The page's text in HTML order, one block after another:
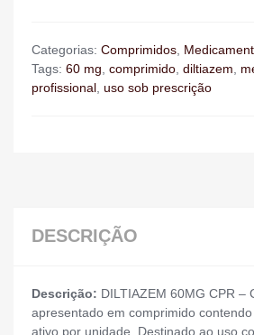
Categorias: Comprimidos,
Tags: 60 mg, comprimido, diltiazem,
profissional, uso sob prescrição
DESCRIÇÃO
Descrição: DILTIAZEM 60MG CPR –
apresentado em comprimido
ativo por unidade. Destinado ao uso